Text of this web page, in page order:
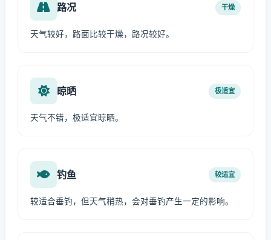
路况 干燥
天气较好，路面比较干燥，路况较好。
晾晒 极适宜
天气不错，极适宜晾晒。
钓鱼 较适宜
较适合垂钓，但天气稍热，会对垂钓产生一定的影响。